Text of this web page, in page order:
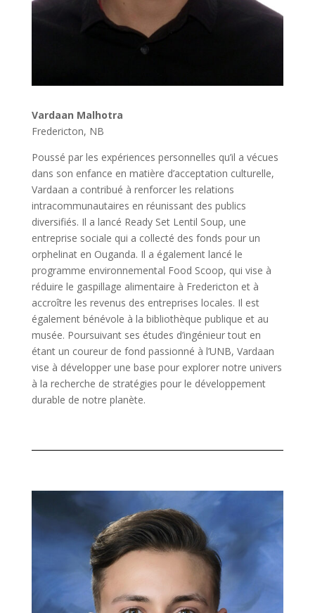
Vardaan Malhotra
Fredericton, NB
Poussé par les expériences personnelles qu’il a vécues
dans son enfance en matière d’acceptation culturelle,
Vardaan a contribué à renforcer les relations
intracommunautaires en réunissant des publics
diversifiés. Il a lancé Ready Set Lentil Soup, une
entreprise sociale qui a collecté des fonds pour un
orphelinat en Ouganda. Il a également lancé le
programme environnemental Food Scoop, qui vise à
réduire le gaspillage alimentaire à Fredericton et à
accroître les revenus des entreprises locales. Il est
également bénévole à la bibliothèque publique et au
musée. Poursuivant ses études d’ingénieur tout en
étant un coureur de fond passionné à l’UNB, Vardaan
vise à développer une base pour explorer notre univers
à la recherche de stratégies pour le développement
durable de notre planète.